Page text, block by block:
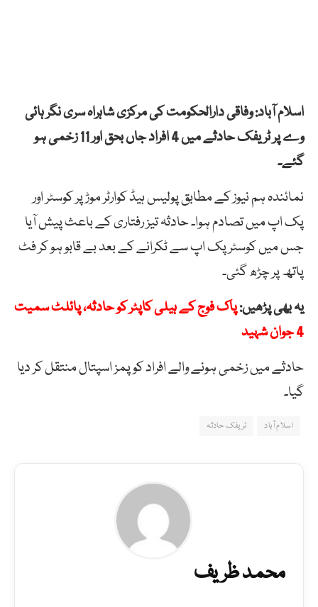
اسلام آباد: وفاقی دارالحکومت کی مرکزی شاہراہ سری نگر ہائی
وے پر ٹریفک حادثے میں 4 افراد جاں بحق اور 11 زخمی ہو
گئے۔
نمائندہ ہم نیوز کے مطابق پولیس ہیڈ کوارٹر موڑ پر کوسٹر اور
پک اپ میں تصادم ہوا۔ حادثہ تیز رفتاری کے باعث پیش آیا
جس میں کوسٹر پک اپ سے ٹکرانے کے بعد بے قابو ہو کر فٹ
پاتھ پر چڑھ گئی۔
یہ بھی پڑھیں:پاک فوج کے ہیلی کاپٹر کو حادثہ، پائلٹ سمیت
4 جوان شہید
حادثے میں زخمی ہونے والے افراد کو پمز اسپتال منتقل کر دیا
گیا۔
اسلام آباد ٹریفک حادثہ
محمد ظریف